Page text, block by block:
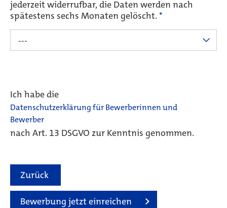
jederzeit widerrufbar, die Daten werden nach
spätestens sechs Monaten gelöscht. *
---
Ich habe die
Datenschutzerklärung für Bewerberinnen und
Bewerber
nach Art. 13 DSGVO zur Kenntnis genommen.
Zurück
Bewerbung jetzt einreichen